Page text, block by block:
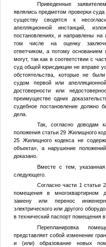
Приведенные
являлись предметом проверки
существу сводятся к
апелляционной инстанций,
постановлениях, и направлены на
том числе на оценку
ответчиком, а потому
могут, так как в соответствии с
суд общей юрисдикции не вправе
обстоятельства, которые не
судом первой или
достоверности или
преимуществе одних
судебное постановление должно
дела.
Так, согласно доводам
положения статьи 29 Жилищного
25 Жилищного кодекса не
объекта», а нарушение
доказано.
Вместе с тем,
следующего.
Согласно части 1 статьи
помещения в многоквартирном
замену или перенос
электрического или другого
в технический паспорт помещения
Перепланировка
представляет собой изменение
и (или) образование новых